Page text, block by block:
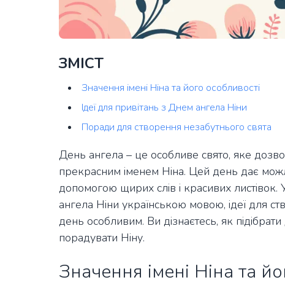
ЗМІСТ
Значення імені Ніна та його особливості
Ідеї для привітань з Днем ангела Ніни
Поради для створення незабутнього свята
День ангела – це особливе свято, яке
прекрасним іменем Ніна. Цей день дає
допомогою щирих слів і красивих листівок.
ангела Ніни українською мовою, ідеї для
день особливим. Ви дізнаєтесь, як
порадувати Ніну.
Значення імені Ніна та